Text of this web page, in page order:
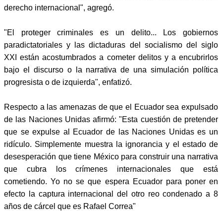
derecho internacional", agregó.
"El proteger criminales es un delito... Los gobiernos
paradictatoriales y las dictaduras del socialismo del siglo
XXI están acostumbrados a cometer delitos y a encubrirlos
bajo el discurso o la narrativa de una simulación política
progresista o de izquierda", enfatizó.
Respecto a las amenazas de que el Ecuador sea expulsado
de las Naciones Unidas afirmó: "Esta cuestión de pretender
que se expulse al Ecuador de las Naciones Unidas es un
ridículo. Simplemente muestra la ignorancia y el estado de
desesperación que tiene México para construir una narrativa
que cubra los crímenes internacionales que está
cometiendo. Yo no se que espera Ecuador para poner en
efecto la captura internacional del otro reo condenado a 8
años de cárcel que es Rafael Correa"